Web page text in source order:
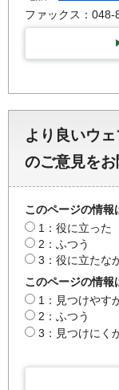
ファックス：048-
より良いウ
のご意見を
このページの情報
1：役に立った
2：ふつう
3：役に立たな
このページの情報
1：見つけやす
2：ふつう
3：見つけにく